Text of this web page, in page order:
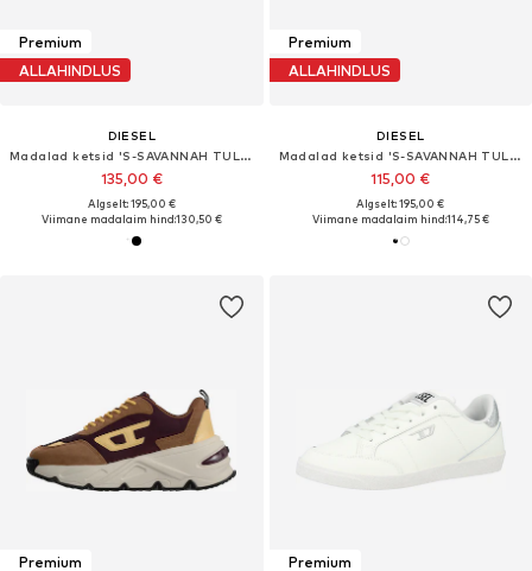
Premium
ALLAHINDLUS
DIESEL
Madalad ketsid 'S-SAVANNAH TULU'
135,00 €
Algselt: 195,00 €
Viimane madalaim hind:130,50 €
Premium
ALLAHINDLUS
DIESEL
Madalad ketsid 'S-SAVANNAH TULU'
115,00 €
Algselt: 195,00 €
Viimane madalaim hind:114,75 €
Premium
Premium